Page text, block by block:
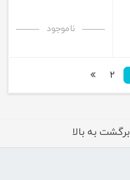
ناموجود
2
برگشت به بالا